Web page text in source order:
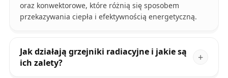
oraz konwektorowe, które różnią się sposobem
przekazywania ciepła i efektywnością energetyczną.
Jak działają grzejniki radiacyjne i jakie są
ich zalety?